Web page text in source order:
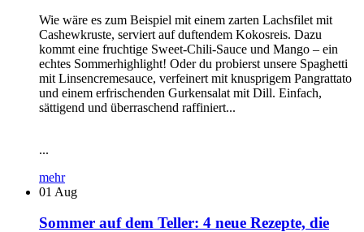
Wie wäre es zum Beispiel mit einem zarten Lachsfilet mit
Cashewkruste, serviert auf duftendem Kokosreis. Dazu
kommt eine fruchtige Sweet-Chili-Sauce und Mango – ein
echtes Sommerhighlight! Oder du probierst unsere Spaghetti
mit Linsencremesauce, verfeinert mit knusprigem Pangrattato
und einem erfrischenden Gurkensalat mit Dill. Einfach,
sättigend und überraschend raffiniert...
...
mehr
01 Aug
Sommer auf dem Teller: 4 neue Rezepte, die